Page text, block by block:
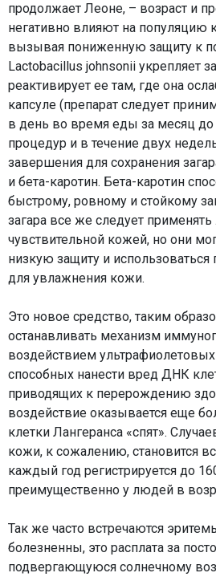
продолжает Леоне, – возраст и
негативно влияют на популяцию
вызывая пониженную защиту к
Lactobacillus johnsonii укрепляет
реактивирует ее там, где она
капсуле (препарат следует
в день во время еды за месяц до
процедур и в течение двух
завершения для сохранения
и бета-каротин. Бета-каротин
быстрому, ровному и стойкому
загара все же следует
чувствительной кожей, но они
низкую защиту и
для увлажнения кожи.
Это новое средство, таким
останавливать механизм
воздействием
способных нанести вред ДНК
приводящих к перерождению
воздействие оказывается еще
клетки Лангеранса «спят».
кожи, к сожалению, становится
каждый год регистрируется до
преимущественно у людей в
Так же часто встречаются
болезненны, это расплата за
подвергающуюся солнечному